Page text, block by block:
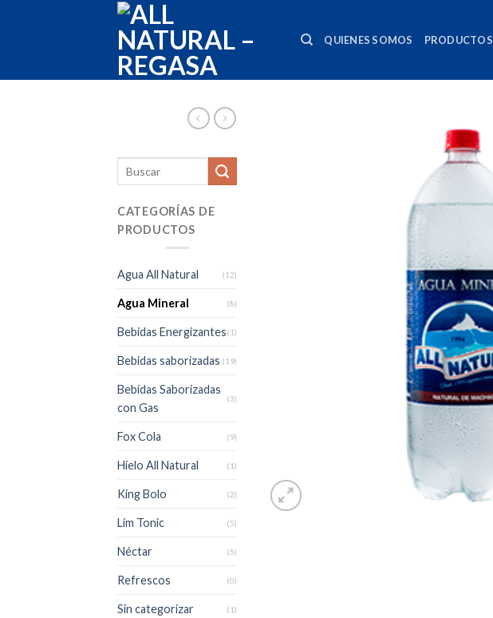
QUIENES SOMOS PRODUCTOS
CATEGORÍAS DE
PRODUCTOS
Agua All Natural (12)
Agua Mineral (8)
Bebidas Energizantes(1)
Bebidas saborizadas (19)
Bebidas Saborizadas
con Gas
(3)
Fox Cola (9)
Hielo All Natural (1)
King Bolo (2)
Lim Tonic (5)
Néctar (5)
Refrescos (0)
Sin categorizar (1)